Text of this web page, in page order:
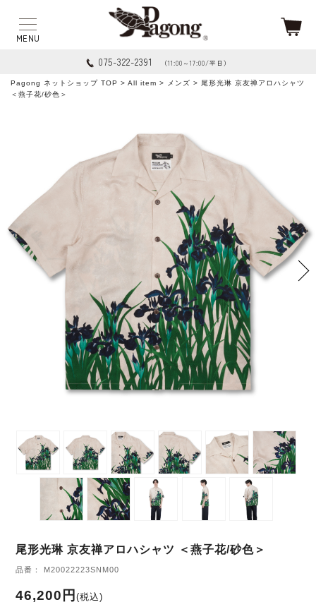
075-322-2391 （11:00～17:00/平日）
Pagong ネットショップ TOP > All item > メンズ > 尾形光琳 京友禅アロハシャツ
＜燕子花/砂色＞
尾形光琳 京友禅アロハシャツ ＜燕子花/砂色＞
品番： M20022223SNM00
46,200円(税込)